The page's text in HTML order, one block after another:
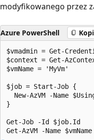
modyfikowanego przez
Azure PowerShell
$vmadmin = Get-
$context = Get-
$vmName = 'MyVm'
$job = Start-Job {
New-AzVM -Name
}
Get-Job -Id $job.Id